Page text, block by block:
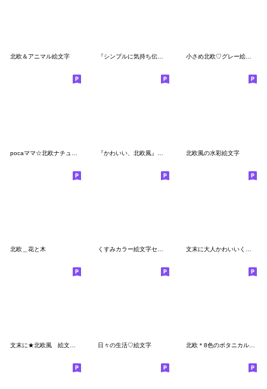
北欧＆アニマル絵文字 『シンプルに気持ち伝える』北欧風顔文字② 小さめ北欧♡グレー絵文字
北欧風の水彩絵文字
北欧＿花と木
文末に★北欧風 絵文字② 日々の生活♡絵文字 北欧＊8色のボタニカルクレヨン絵文字